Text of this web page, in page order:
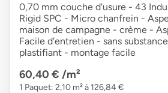
0,70 mm couche d'usure - 43
Rigid SPC - Micro chanfrein -
maison de campagne - crème -
Facile d'entretien - sans
plastifiant - montage facile
60,40 € /m²
1 Paquet: 2,10 m² à 126,84 €